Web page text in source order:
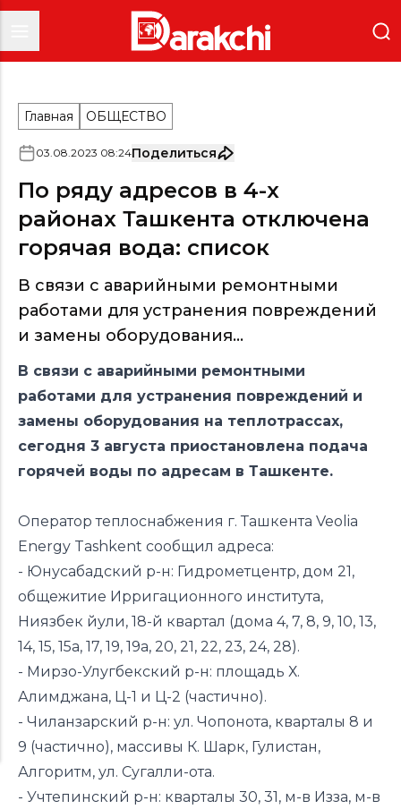
Главная ОБЩЕСТВО
03.08.2023 08:24Поделиться
По ряду адресов в 4-х
районах Ташкента отключена
горячая вода: список
В связи с аварийными ремонтными
работами для устранения повреждений
и замены оборудования...
В связи с аварийными ремонтными
работами для устранения повреждений и
замены оборудования на теплотрассах,
сегодня 3 августа приостановлена подача
горячей воды по адресам в Ташкенте.
Оператор теплоснабжения г. Ташкента Veolia
Energy Tashkent сообщил адреса:
- Юнусабадский р-н: Гидрометцентр, дом 21,
общежитие Ирригационного института,
Ниязбек йули, 18-й квартал (дома 4, 7, 8, 9, 10, 13,
14, 15, 15а, 17, 19, 19а, 20, 21, 22, 23, 24, 28).
- Мирзо-Улугбекский р-н: площадь Х.
Алимджана, Ц-1 и Ц-2 (частично).
- Чиланзарский р-н: ул. Чопонота, кварталы 8 и
9 (частично), массивы К. Шарк, Гулистан,
Алгоритм, ул. Сугалли-ота.
- Учтепинский р-н: кварталы 30, 31, м-в Изза, м-в